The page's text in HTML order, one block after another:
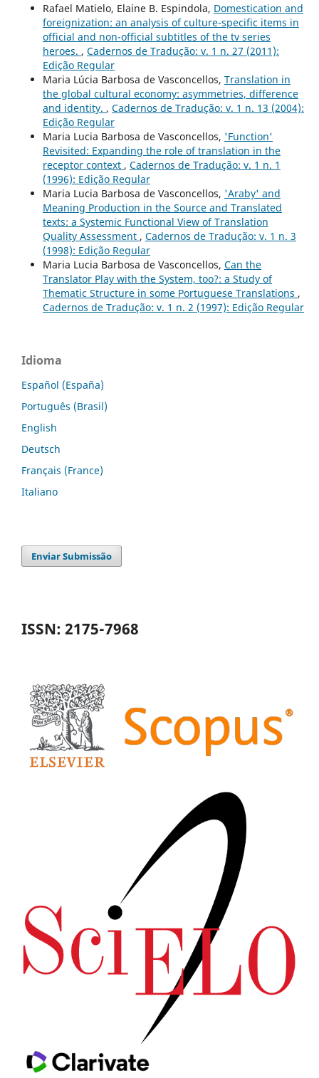
Rafael Matielo, Elaine B. Espindola, Domestication and
foreignization: an analysis of culture-specific items in
official and non-official subtitles of the tv series
heroes. , Cadernos de Tradução: v. 1 n. 27 (2011):
Edição Regular
Maria Lúcia Barbosa de Vasconcellos, Translation in
the global cultural economy: asymmetries, difference
and identity. , Cadernos de Tradução: v. 1 n. 13 (2004):
Edição Regular
Maria Lucia Barbosa de Vasconcellos, 'Function'
Revisited: Expanding the role of translation in the
receptor context , Cadernos de Tradução: v. 1 n. 1
(1996): Edição Regular
Maria Lucia Barbosa de Vasconcellos, 'Araby' and
Meaning Production in the Source and Translated
texts: a Systemic Functional View of Translation
Quality Assessment , Cadernos de Tradução: v. 1 n. 3
(1998): Edição Regular
Maria Lucia Barbosa de Vasconcellos, Can the
Translator Play with the System, too?: a Study of
Thematic Structure in some Portuguese Translations ,
Cadernos de Tradução: v. 1 n. 2 (1997): Edição Regular
Idioma
Español (España)
Português (Brasil)
English
Deutsch
Français (France)
Italiano
Enviar Submissão
ISSN: 2175-7968